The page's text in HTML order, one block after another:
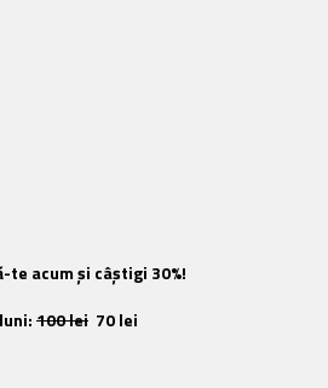
te acum și câștigi 30%!
100 lei 70 lei